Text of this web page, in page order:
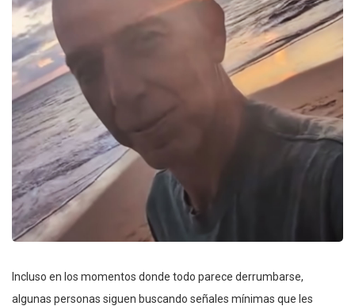
Incluso en los momentos donde todo parece derrumbarse,
algunas personas siguen buscando señales mínimas que les